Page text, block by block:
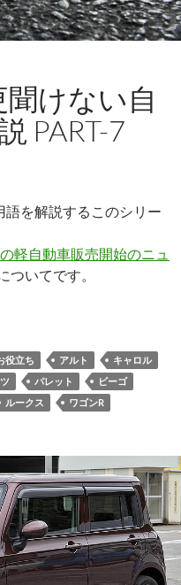
けない自
PART-7
を解説するこのシリー
軽自動車販売開始のニュ
ついてです。
役立ち アルト
キャロル
パレット
ビーゴ
ルークス ワゴンR